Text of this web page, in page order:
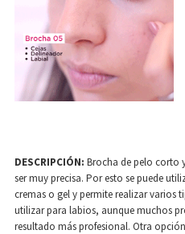
DESCRIPCIÓN: Brocha de pelo corto
ser muy precisa. Por esto se puede
cremas o gel y permite realizar varios
utilizar para labios, aunque muchos
resultado más profesional. Otra